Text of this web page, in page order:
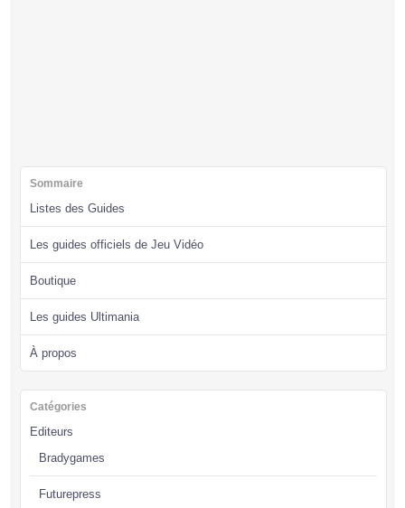
Sommaire
Listes des Guides
Les guides officiels de Jeu Vidéo
Boutique
Les guides Ultimania
À propos
Catégories
Editeurs
Bradygames
Futurepress